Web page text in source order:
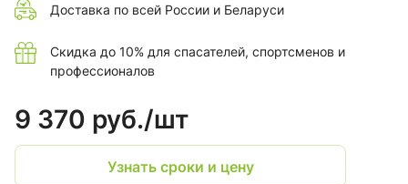
Доставка по всей России и Беларуси
Скидка до 10% для спасателей, спортсменов и
профессионалов
9 370 руб./шт
Узнать сроки и цену